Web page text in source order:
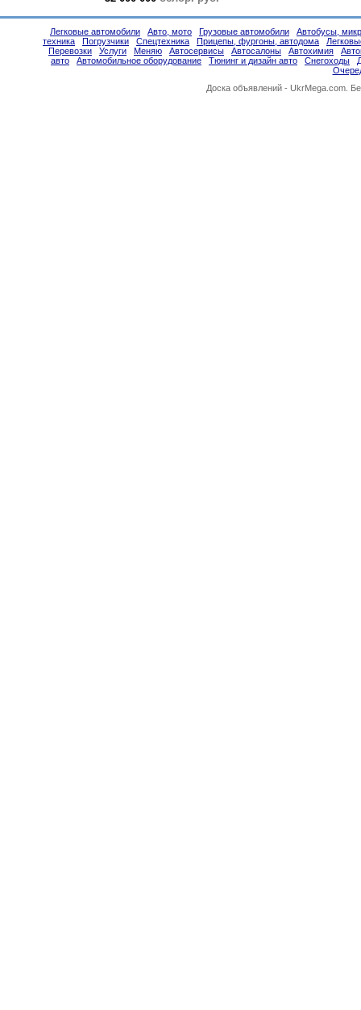
Легковые автомобили Авто, мото Грузовые автомобили
Автобусы,
техника
Погрузчики Спецтехника Прицепы, фургоны, автодома
Перевозки
Услуги Меняю Автосервисы Автосалоны Автохимия
авто
Автомобильное оборудование Тюнинг и дизайн авто Снегоходы
Доска объявлений - UkrMega.com.